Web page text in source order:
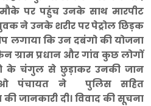
पर पहुंच उनके साथ मारपीट
ने उनके शरीर पर पेट्रोल छिड़क
लगाया कि उन दबंगो की योजना
ग्राम प्रधान और गांव कुछ लोगों
के चंगुल से छुड़ाकर उनकी जान
पंचायत ने पुलिस सहित
की जानकारी दी। विवाद की सूचना